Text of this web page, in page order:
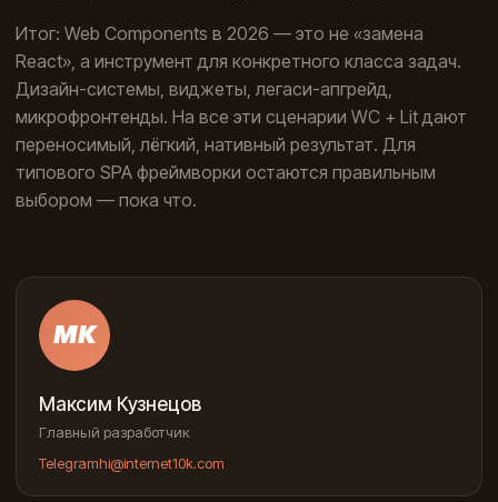
Итог: Web Components в 2026 — это не «замена
React», а инструмент для конкретного класса задач.
Дизайн-системы, виджеты, легаси-апгрейд,
микрофронтенды. На все эти сценарии WC + Lit дают
переносимый, лёгкий, нативный результат. Для
типового SPA фреймворки остаются правильным
выбором — пока что.
МК
Максим Кузнецов
Главный разработчик
Telegramhi@internet10k.com